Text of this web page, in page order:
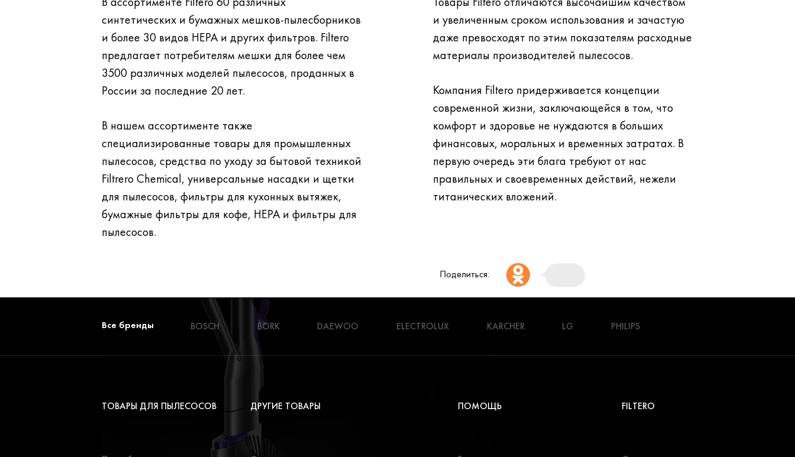
синтетических и бумажных мешков-пылесборников
и более 30 видов НЕРА и других фильтров. Filtero
предлагает потребителям мешки для более чем
3500 различных моделей пылесосов, проданных в
России за последние 20 лет.
В нашем ассортименте также
специализированные товары для промышленных
пылесосов, средства по уходу за бытовой техникой
Filtrero Chemical, универсальные насадки и щетки
для пылесосов, фильтры для кухонных вытяжек,
бумажные фильтры для кофе, HEPA и фильтры для
пылесосов.
и увеличенным сроком использования и зачастую
даже превосходят по этим показателям расходные
материалы производителей пылесосов.
Компания Filtero придерживается концепции
современной жизни, заключающейся в том, что
комфорт и здоровье не нуждаются в больших
финансовых, моральных и временных затратах. В
первую очередь эти блага требуют от нас
правильных и своевременных действий, нежели
титанических вложений.
Поделиться:
Все бренды BOSCH BORK DAEWOO ELECTROLUX KARCHER LG PHILIPS
ТОВАРЫ ДЛЯ ПЫЛЕСОСОВ ДРУГИЕ ТОВАРЫ ПОМОЩЬ FILTERO